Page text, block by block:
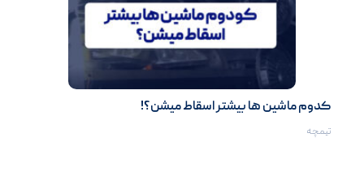
کدوم ماشین ها بیشتر اسقاط میشن؟!
تیمچه